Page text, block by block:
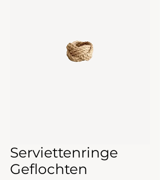
Serviettenringe
Geflochten